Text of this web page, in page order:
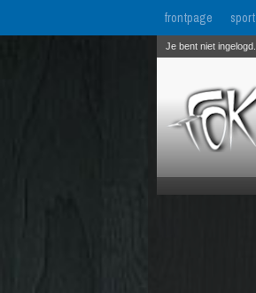
frontpage sport
Je bent niet ingelogd.